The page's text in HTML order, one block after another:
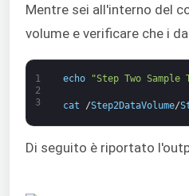
Mentre sei all'interno del
volume e verificare che i
1
2
3
echo "Step Two Sample
cat /Step2DataVolume/
Di seguito è riportato